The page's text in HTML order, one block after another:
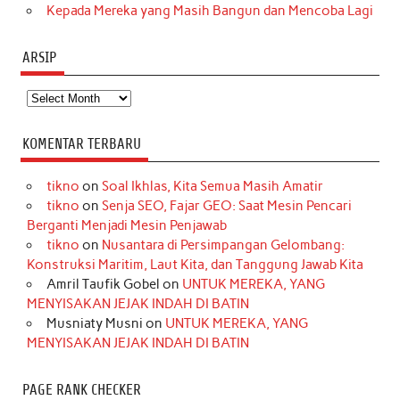
Kepada Mereka yang Masih Bangun dan Mencoba Lagi
ARSIP
Arsip
KOMENTAR TERBARU
tikno on Soal Ikhlas, Kita Semua Masih Amatir
tikno on Senja SEO, Fajar GEO: Saat Mesin Pencari
Berganti Menjadi Mesin Penjawab
tikno on Nusantara di Persimpangan Gelombang:
Konstruksi Maritim, Laut Kita, dan Tanggung Jawab Kita
Amril Taufik Gobel on UNTUK MEREKA, YANG
MENYISAKAN JEJAK INDAH DI BATIN
Musniaty Musni on UNTUK MEREKA, YANG
MENYISAKAN JEJAK INDAH DI BATIN
PAGE RANK CHECKER